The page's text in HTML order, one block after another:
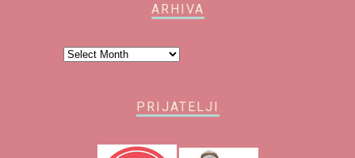
ARHIVA
Arhiva
PRIJATELJI